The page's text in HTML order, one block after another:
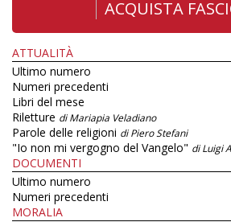
ACQUISTA
ATTUALITÀ
Ultimo numero
Numeri precedenti
Libri del mese
Riletture di Mariapia Veladiano
Parole delle religioni di Piero Stefani
"Io non mi vergogno del Vangelo" di Luigi
DOCUMENTI
Ultimo numero
Numeri precedenti
MORALIA